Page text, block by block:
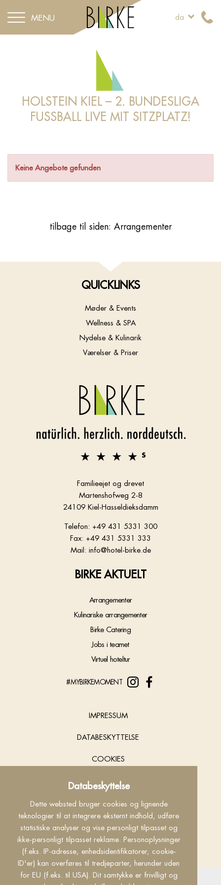
Databeskyttelse
Dette websted bruger cookies og lignende
teknologier til at integrere eksternt indhold, udføre
statistiske analyser og vise personligt tilpasset og
ikke-personligt tilpasset reklame. Personoplysninger
(f.eks. IP-adresse, enhedsidentifikatorer, cookie-
ID'er) kan overføres til tredjeparter, herunder uden
for EU (f.eks. til USA). Dit samtykke er frivilligt og
MENU da
BOOK NU ANMOD GIV EN GAVE
HOLSTEIN KIEL – 2. BUNDESLIGA
FUSSBALL LIVE MIT SITZPLATZ!
Keine Angebote gefunden
tilbage til siden: Arrangementer
QUICKLINKS
Møder & Events
Wellness & SPA
Nydelse & Kulinarik
Værelser & Priser
Familieejet og drevet
Martenshofweg 2-8
24109 Kiel-Hasseldieksdamm
Telefon: +49 431 5331 300
Fax: +49 431 5331 333
Mail: info@hotel-birke.de
BIRKE AKTUELT
Arrangementer
Kulinariske arrangementer
Birke Catering
Jobs i teamet
Virtuel hoteltur
#MYBIRKEMOMENT
IMPRESSUM
DATABESKYTTELSE
COOKIES
KONTAKT
INFO
VILKÅR
made by